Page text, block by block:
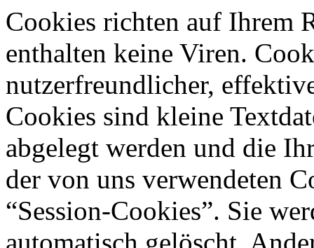
Cookies richten auf Ihrem
enthalten keine Viren.
nutzerfreundlicher,
Cookies sind kleine
abgelegt werden und die
der von uns verwendeten
“Session-Cookies”. Sie
automatisch gelöscht.